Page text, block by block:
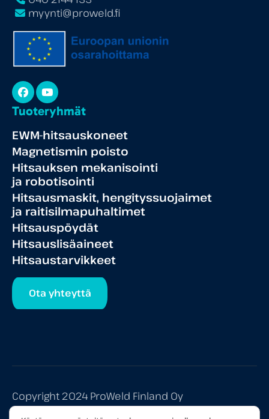
myynti@proweld.fi
Facebook
YouTube
Tuoteryhmät
EWM-hitsauskoneet
Magnetismin poisto
Hitsauksen mekanisointi
ja robotisointi
Hitsausmaskit, hengityssuojaimet
ja raitisilmapuhaltimet
Hitsauspöydät
Hitsauslisäaineet
Hitsaustarvikkeet
Ota yhteyttä
Copyright 2024 ProWeld Finland Oy